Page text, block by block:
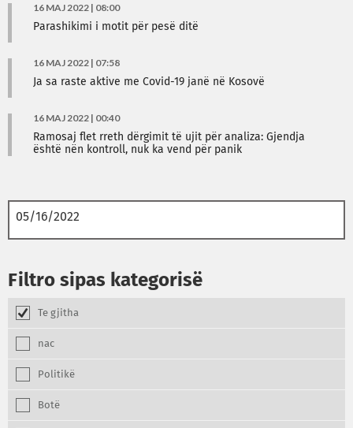
16 MAJ 2022 | 08:00
Parashikimi i motit për pesë ditë
16 MAJ 2022 | 07:58
Ja sa raste aktive me Covid-19 janë në Kosovë
16 MAJ 2022 | 00:40
Ramosaj flet rreth dërgimit të ujit për analiza: Gjendja
është nën kontroll, nuk ka vend për panik
Filtro sipas kategorisë
Te gjitha
nac
Politikë
Botë